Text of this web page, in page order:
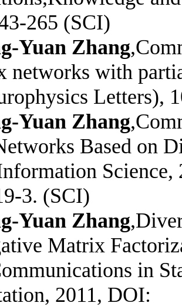
265 (SCI)
Yuan Zhang,
networks with
Letters),
Yuan Zhang,
Based on
3. (SCI)
Yuan Zhang,
Matrix
in
2011, DOI: